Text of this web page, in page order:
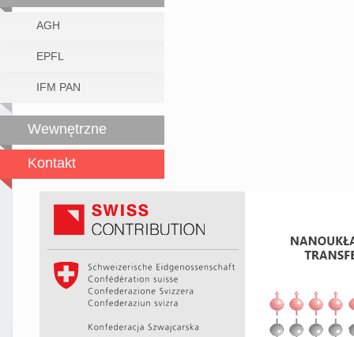
AGH
EPFL
IFM PAN
Wewnętrzne
Kontakt